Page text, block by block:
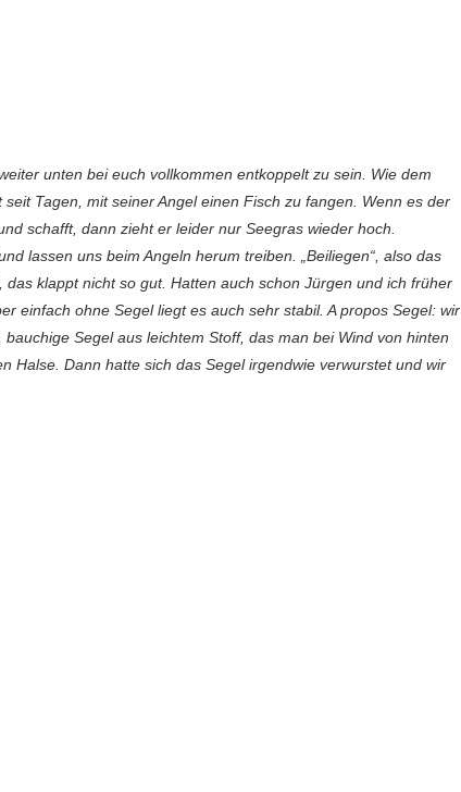
unten bei euch vollkommen entkoppelt zu sein. Wie dem
Tagen, mit seiner Angel einen Fisch zu fangen. Wenn es der
schafft, dann zieht er leider nur Seegras wieder hoch.
lassen uns beim Angeln herum treiben. „Beiliegen“, also das
klappt nicht so gut. Hatten auch schon Jürgen und ich früher
einfach ohne Segel liegt es auch sehr stabil. A propos Segel: wir
Segel aus leichtem Stoff, das man bei Wind von hinten
Halse. Dann hatte sich das Segel irgendwie verwurstet und wir